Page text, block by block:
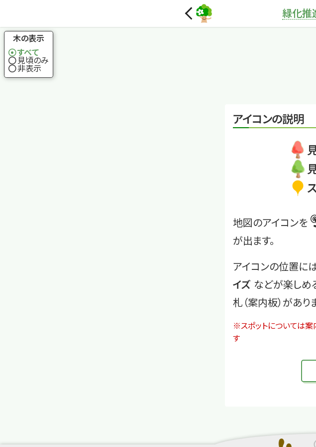
アイコンの説明
地図のアイコンを
が出ます。
アイコンの位置に
イズ などが楽しめ
札（案内板）があり
※スポットについては
す
緑化推
ク
木の表示
すべて
見頃のみ
非表示